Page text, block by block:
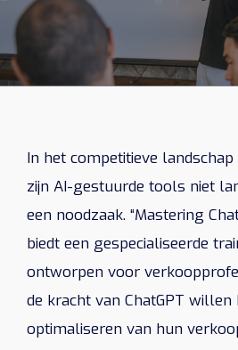
In het competitieve
zijn AI-gestuurde tools niet
een noodzaak. “Mastering
biedt een gespecialiseerde
ontworpen voor
de kracht van ChatGPT
optimaliseren van hun